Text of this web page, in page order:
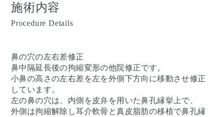
施術内容
Procedure Details
鼻の穴の左右差修正
鼻中隔延長後の拘縮変形の他院修正です。
小鼻の高さの左右差を左を外側下方向に移動させ修正
しています。
左の鼻の穴は、内側を皮弁を用いた鼻孔縁挙上で、
外側は拘縮解除し耳介軟骨と真皮脂肪の移植で鼻孔縁